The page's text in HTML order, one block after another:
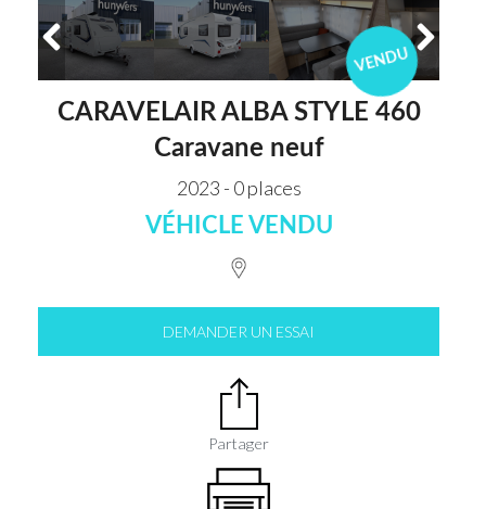
VENDU
CARAVELAIR ALBA STYLE 460
Caravane neuf
2023 - 0 places
VÉHICLE VENDU
DEMANDER UN ESSAI
Partager